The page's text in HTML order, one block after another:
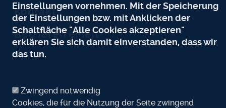
Kontakt
Barrierefreiheit
Einstellungen vornehmen. Mit der Speicherung
der Einstellungen bzw. mit Anklicken der
Schaltfläche "Alle Cookies akzeptieren"
erklären Sie sich damit einverstanden, dass wir
das tun.
Zwingend notwendig
Cookies, die für die Nutzung der Seite zwingend